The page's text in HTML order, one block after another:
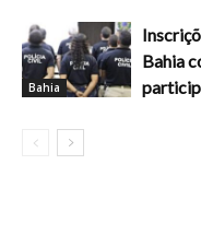
Bahia
Bahia